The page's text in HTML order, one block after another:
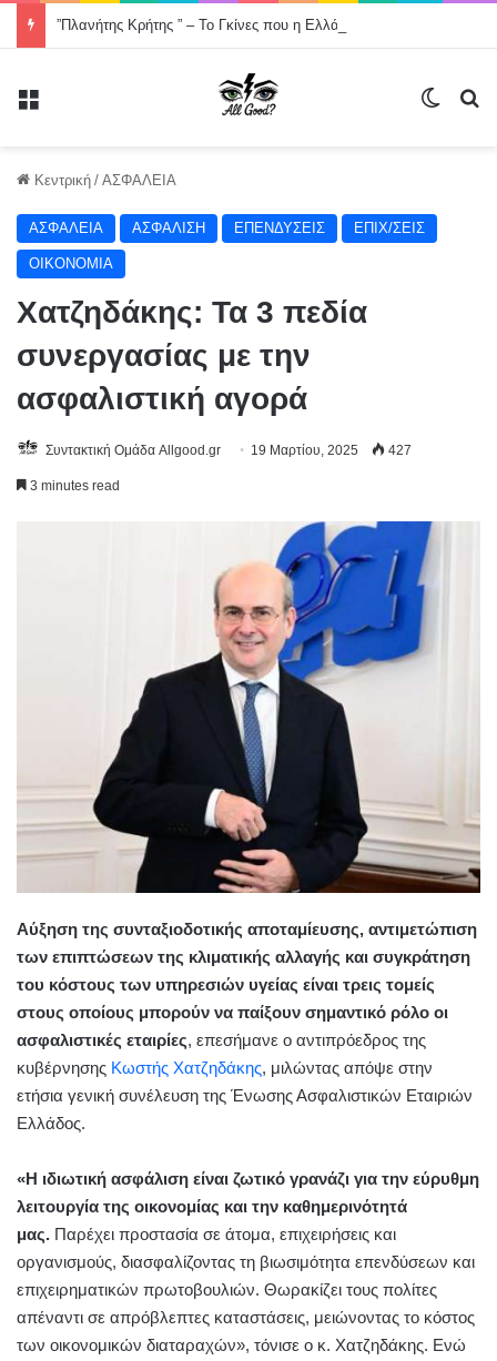
Κεντρική / ΑΣΦΑΛΕΙΑ
ΑΣΦΑΛΕΙΑ ΑΣΦΑΛΙΣΗ ΕΠΕΝΔΥΣΕΙΣ ΕΠΙΧ/ΣΕΙΣ
ΟΙΚΟΝΟΜΙΑ
Χατζηδάκης: Τα 3 πεδία
συνεργασίας με την
ασφαλιστική αγορά
Συντακτική Ομάδα Allgood.gr 19 Μαρτίου, 2025 427
3 minutes read
Αύξηση της συνταξιοδοτικής αποταμίευσης, αντιμετώπιση
των επιπτώσεων της κλιματικής αλλαγής και συγκράτηση
του κόστους των υπηρεσιών υγείας είναι τρεις τομείς
στους οποίους μπορούν να παίξουν σημαντικό ρόλο οι
ασφαλιστικές εταιρίες, επεσήμανε ο αντιπρόεδρος της
κυβέρνησης Κωστής Χατζηδάκης, μιλώντας απόψε στην
ετήσια γενική συνέλευση της Ένωσης Ασφαλιστικών Εταιριών
Ελλάδος.
«Η ιδιωτική ασφάλιση είναι ζωτικό γρανάζι για την εύρυθμη
λειτουργία της οικονομίας και την καθημερινότητά
μας. Παρέχει προστασία σε άτομα, επιχειρήσεις και
οργανισμούς, διασφαλίζοντας τη βιωσιμότητα επενδύσεων και
επιχειρηματικών πρωτοβουλιών. Θωρακίζει τους πολίτες
απέναντι σε απρόβλεπτες καταστάσεις, μειώνοντας το κόστος
των οικονομικών διαταραχών», τόνισε ο κ. Χατζηδάκης. Ενώ